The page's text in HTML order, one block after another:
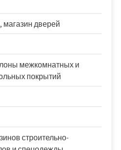
дверей
межкомнатных и
покрытий
строительно-